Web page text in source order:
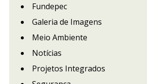
Fundepec
Galeria de Imagens
Meio Ambiente
Notícias
Projetos Integrados